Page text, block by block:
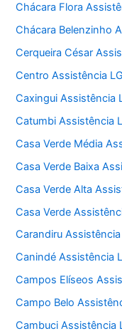
Chácara Flora
Chácara Belenzinho
Cerqueira César
Centro Assistência LG
Caxingui Assistência
Catumbi Assistência
Casa Verde Média
Casa Verde Baixa
Casa Verde Alta
Casa Verde
Carandiru Assistência
Canindé Assistência
Campos Elíseos
Campo Belo
Cambuci Assistência